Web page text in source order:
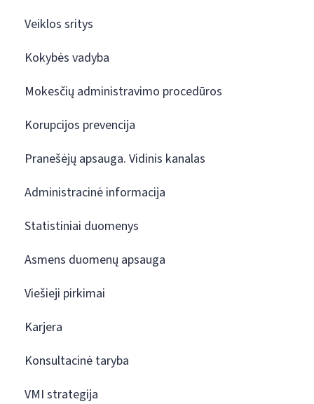
Veiklos sritys
Kokybės vadyba
Mokesčių administravimo procedūros
Korupcijos prevencija
Pranešėjų apsauga. Vidinis kanalas
Administracinė informacija
Statistiniai duomenys
Asmens duomenų apsauga
Viešieji pirkimai
Karjera
Konsultacinė taryba
VMI strategija